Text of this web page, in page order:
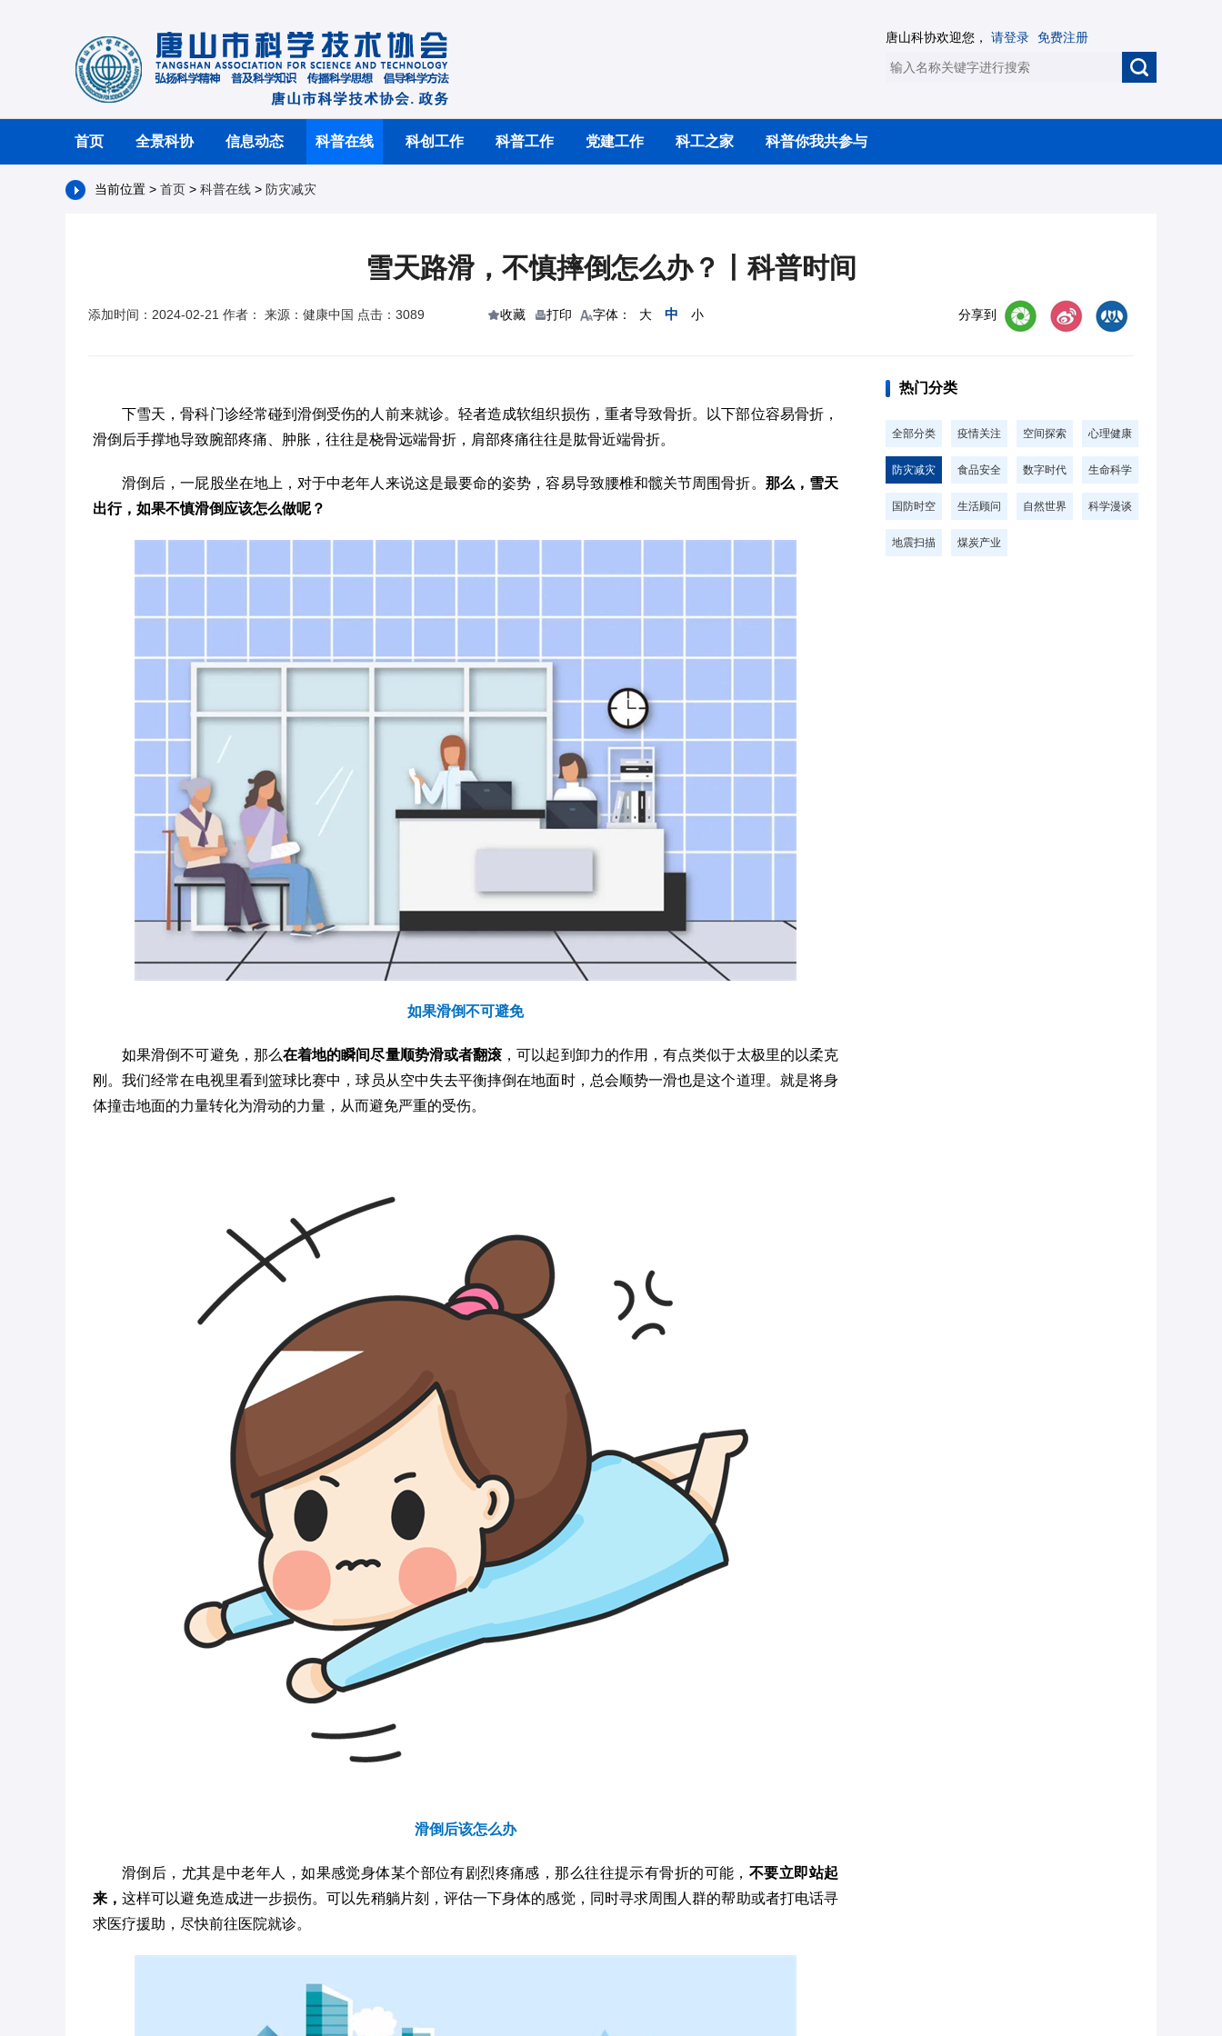
唐山科协欢迎您， 请登录 免费注册
首页 全景科协 信息动态 科普在线 科创工作 科普工作 党建工作 科工之家 科普你我共参与
当前位置 > 首页 > 科普在线 > 防灾减灾
雪天路滑，不慎摔倒怎么办？丨科普时间
添加时间：2024-02-21 作者： 来源：健康中国 点击：3089 收藏 打印 字体： 大 中 小 分享到
下雪天，骨科门诊经常碰到滑倒受伤的人前来就诊。轻者造成软组织损伤，重者导致骨折。以下部位容易骨折，
滑倒后手撑地导致腕部疼痛、肿胀，往往是桡骨远端骨折，肩部疼痛往往是肱骨近端骨折。
滑倒后，一屁股坐在地上，对于中老年人来说这是最要命的姿势，容易导致腰椎和髋关节周围骨折。 那么，雪天
出行，如果不慎滑倒应该怎么做呢？
如果滑倒不可避免
如果滑倒不可避免，那么在着地的瞬间尽量顺势滑或者翻滚，可以起到卸力的作用，有点类似于太极里的以柔克
刚。我们经常在电视里看到篮球比赛中，球员从空中失去平衡摔倒在地面时，总会顺势一滑也是这个道理。就是将身
体撞击地面的力量转化为滑动的力量，从而避免严重的受伤。
滑倒后该怎么办
滑倒后，尤其是中老年人，如果感觉身体某个部位有剧烈疼痛感，那么往往提示有骨折的可能， 不要立即站起
来，这样可以避免造成进一步损伤。可以先稍躺片刻，评估一下身体的感觉，同时寻求周围人群的帮助或者打电话寻
求医疗援助，尽快前往医院就诊。
热门分类
全部分类 疫情关注 空间探索 心理健康
防灾减灾 食品安全 数字时代 生命科学
国防时空 生活顾问 自然世界 科学漫谈
地震扫描 煤炭产业